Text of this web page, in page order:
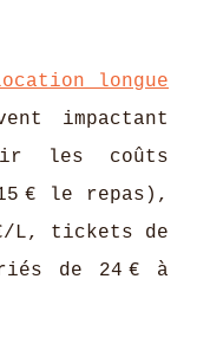
longue
impactant
les coûts
€ le repas),
L, tickets de
de 24 € à